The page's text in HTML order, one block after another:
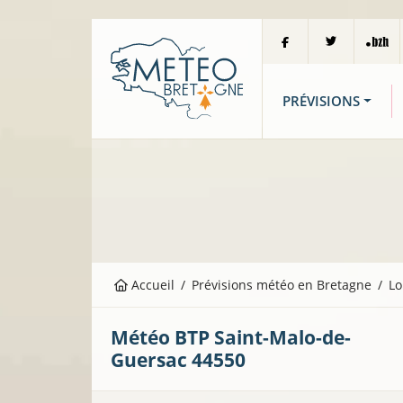
PRÉVISIONS
Accueil Prévisions météo en Bretagne
Météo BTP Saint-Malo-de-
Guersac 44550